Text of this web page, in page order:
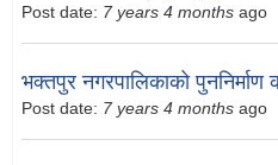
Post date: 7 years 4 months ago
भक्तपुर नगरपालिकाको पुननिर्माण
Post date: 7 years 4 months ago